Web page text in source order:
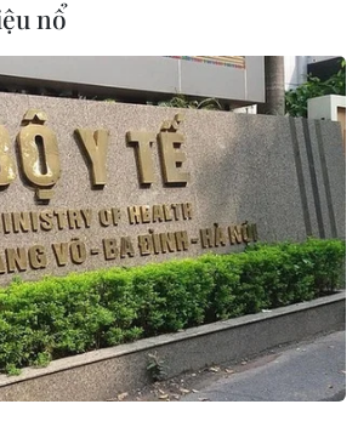
đột Ukraine trải
nhất
gắn thuốc nổ
kìm hãm tăng
nổ